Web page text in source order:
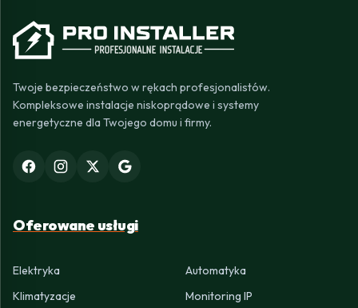
Twoje bezpieczeństwo w rękach profesjonalistów.
Kompleksowe instalacje niskoprądowe i systemy
energetyczne dla Twojego domu i firmy.
Oferowane usługi
Elektryka
Automatyka
Klimatyzacje
Monitoring IP